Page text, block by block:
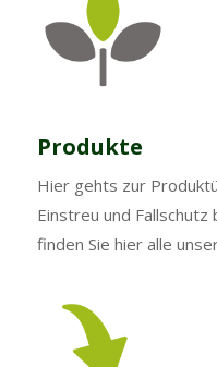
Produkte
Hier gehts zur
Einstreu und
finden Sie hier alle